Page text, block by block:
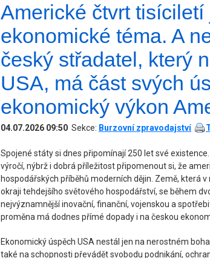
Americké čtvrt tisíciletí
ekonomické téma. A
český střadatel, který
USA, má část svých
ekonomický výkon
04.07.2026 09:50 Sekce: Burzovní zpravodajství
Spojené státy si dnes připomínají 250 let své
výročí, nýbrž i dobrá příležitost připomenout si, že
hospodářských příběhů moderních dějin. Země, která
okraji tehdejšího světového hospodářství, se během
nejvýznamnější inovační, finanční, vojenskou a
proměna má dodnes přímé dopady i na českou
Ekonomický úspěch USA nestál jen na nerostném
také na schopnosti převádět svobodu podnikání,